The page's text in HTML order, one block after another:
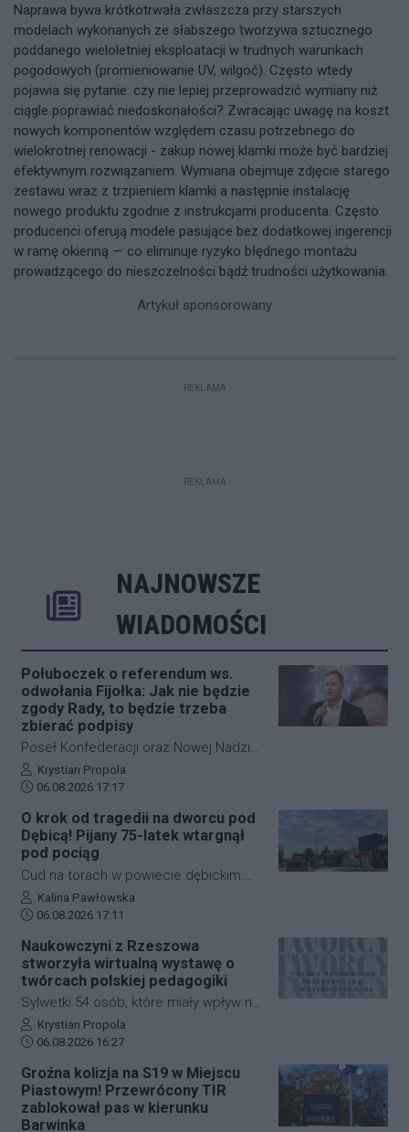
Naprawa bywa krótkotrwała zwłaszcza przy starszych
modelach wykonanych ze słabszego tworzywa sztucznego
poddanego wieloletniej eksploatacji w trudnych warunkach
pogodowych (promieniowanie UV, wilgoć). Często wtedy
pojawia się pytanie: czy nie lepiej przeprowadzić wymiany niż
ciągle poprawiać niedoskonałości? Zwracając uwagę na koszt
nowych komponentów względem czasu potrzebnego do
wielokrotnej renowacji - zakup nowej klamki może być bardziej
efektywnym rozwiązaniem. Wymiana obejmuje zdjęcie starego
zestawu wraz z trzpieniem klamki a następnie instalację
nowego produktu zgodnie z instrukcjami producenta. Często
producenci oferują modele pasujące bez dodatkowej ingerencji
w ramę okienną — co eliminuje ryzyko błędnego montażu
prowadzącego do nieszczelności bądź trudności użytkowania.
Artykuł sponsorowany
REKLAMA
REKLAMA
NAJNOWSZE
WIADOMOŚCI
Połuboczek o referendum ws.
odwołania Fijołka: Jak nie będzie
zgody Rady, to będzie trzeba
zbierać podpisy
Poseł Konfederacji oraz Nowej Nadziei,
Michał Połuboczek, deklaruje
gotowość do zaangażowania się w
przeprowadzenia referendum w
sprawie odwołania prezydenta
Rzeszowa, Konrada Fijołka. W
programie "Cogito… u Raczyńskiej" na
antenie wPolsce24 ocenił, że jeśli
Miasta, możliwe będzie rozpoczęcie
zbiórki podpisów wśród mieszkańców.
Autor artykułu:
Krystian Propola
Data dodania artykułu:
06.08.2026 17:17
O krok od tragedii na dworcu pod
Dębicą! Pijany 75-latek wtargnął
pod pociąg
Cud na torach w powiecie dębickim.
Pijany 75-letni mężczyzna wtargnął pod
nadjeżdżający pociąg na dworcu PKP w
dramatycznie, senior wyszedł z niego
bez poważniejszych obrażeń. Skutkiem
incydentu były jednak spore utrudnienia
na kolei, ruch pociągów zablokowano
na niemal godzinę.
Autor artykułu:
Kalina Pawłowska
Data dodania artykułu:
06.08.2026 17:11
Naukowczyni z Rzeszowa
stworzyła wirtualną wystawę o
twórcach polskiej pedagogiki
Sylwetki 54 osób, które miały wpływ na
rozwój polskiej edukacji przedszkolnej i
wczesnoszkolnej, można poznać dzięki
nowej wystawie internetowej. Autorką
projektu "Polska pedagogika
przedszkolna i wczesnoszkolna i jej
twórcy" jest dr Mariola Kinal z Instytutu
Autor artykułu:
Krystian Propola
Data dodania artykułu:
06.08.2026 16:27
Groźna kolizja na S19 w Miejscu
Piastowym! Przewrócony TIR
zablokował pas w kierunku
Barwinka